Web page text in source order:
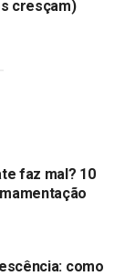
cresçam)
faz mal? 10
como